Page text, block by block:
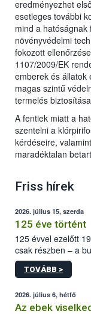
eredményezhet
esetleges további
mind a hatóságnak
növényvédelmi
fokozott
1107/2009/EK
emberek és állatok
magas szintű
termelés
A fentiek miatt a
szentelni a
kérdéseire,
maradéktalan
Friss hírek
2026. július 15, szerda
125 éve történt
125 évvel ezelőtt
csak részben – a
állomás a Kis
tervezett új
TOVÁBB >
2026. július 6, hétfő
Az ebek